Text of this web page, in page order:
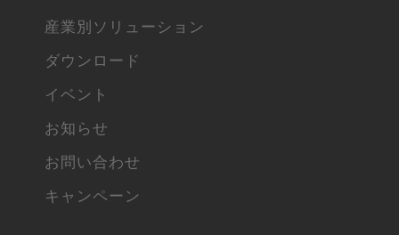
産業別ソリューション
ダウンロード
イベント
お知らせ
お問い合わせ
キャンペーン